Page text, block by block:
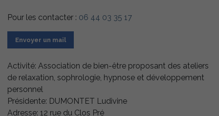
Pour les contacter : 06 44 03 35 17
Envoyer un mail
Activité: Association de bien-être proposant des ateliers
de relaxation, sophrologie, hypnose et développement
personnel
Présidente: DUMONTET Ludivine
Adresse: 12 rue du Clos Pré